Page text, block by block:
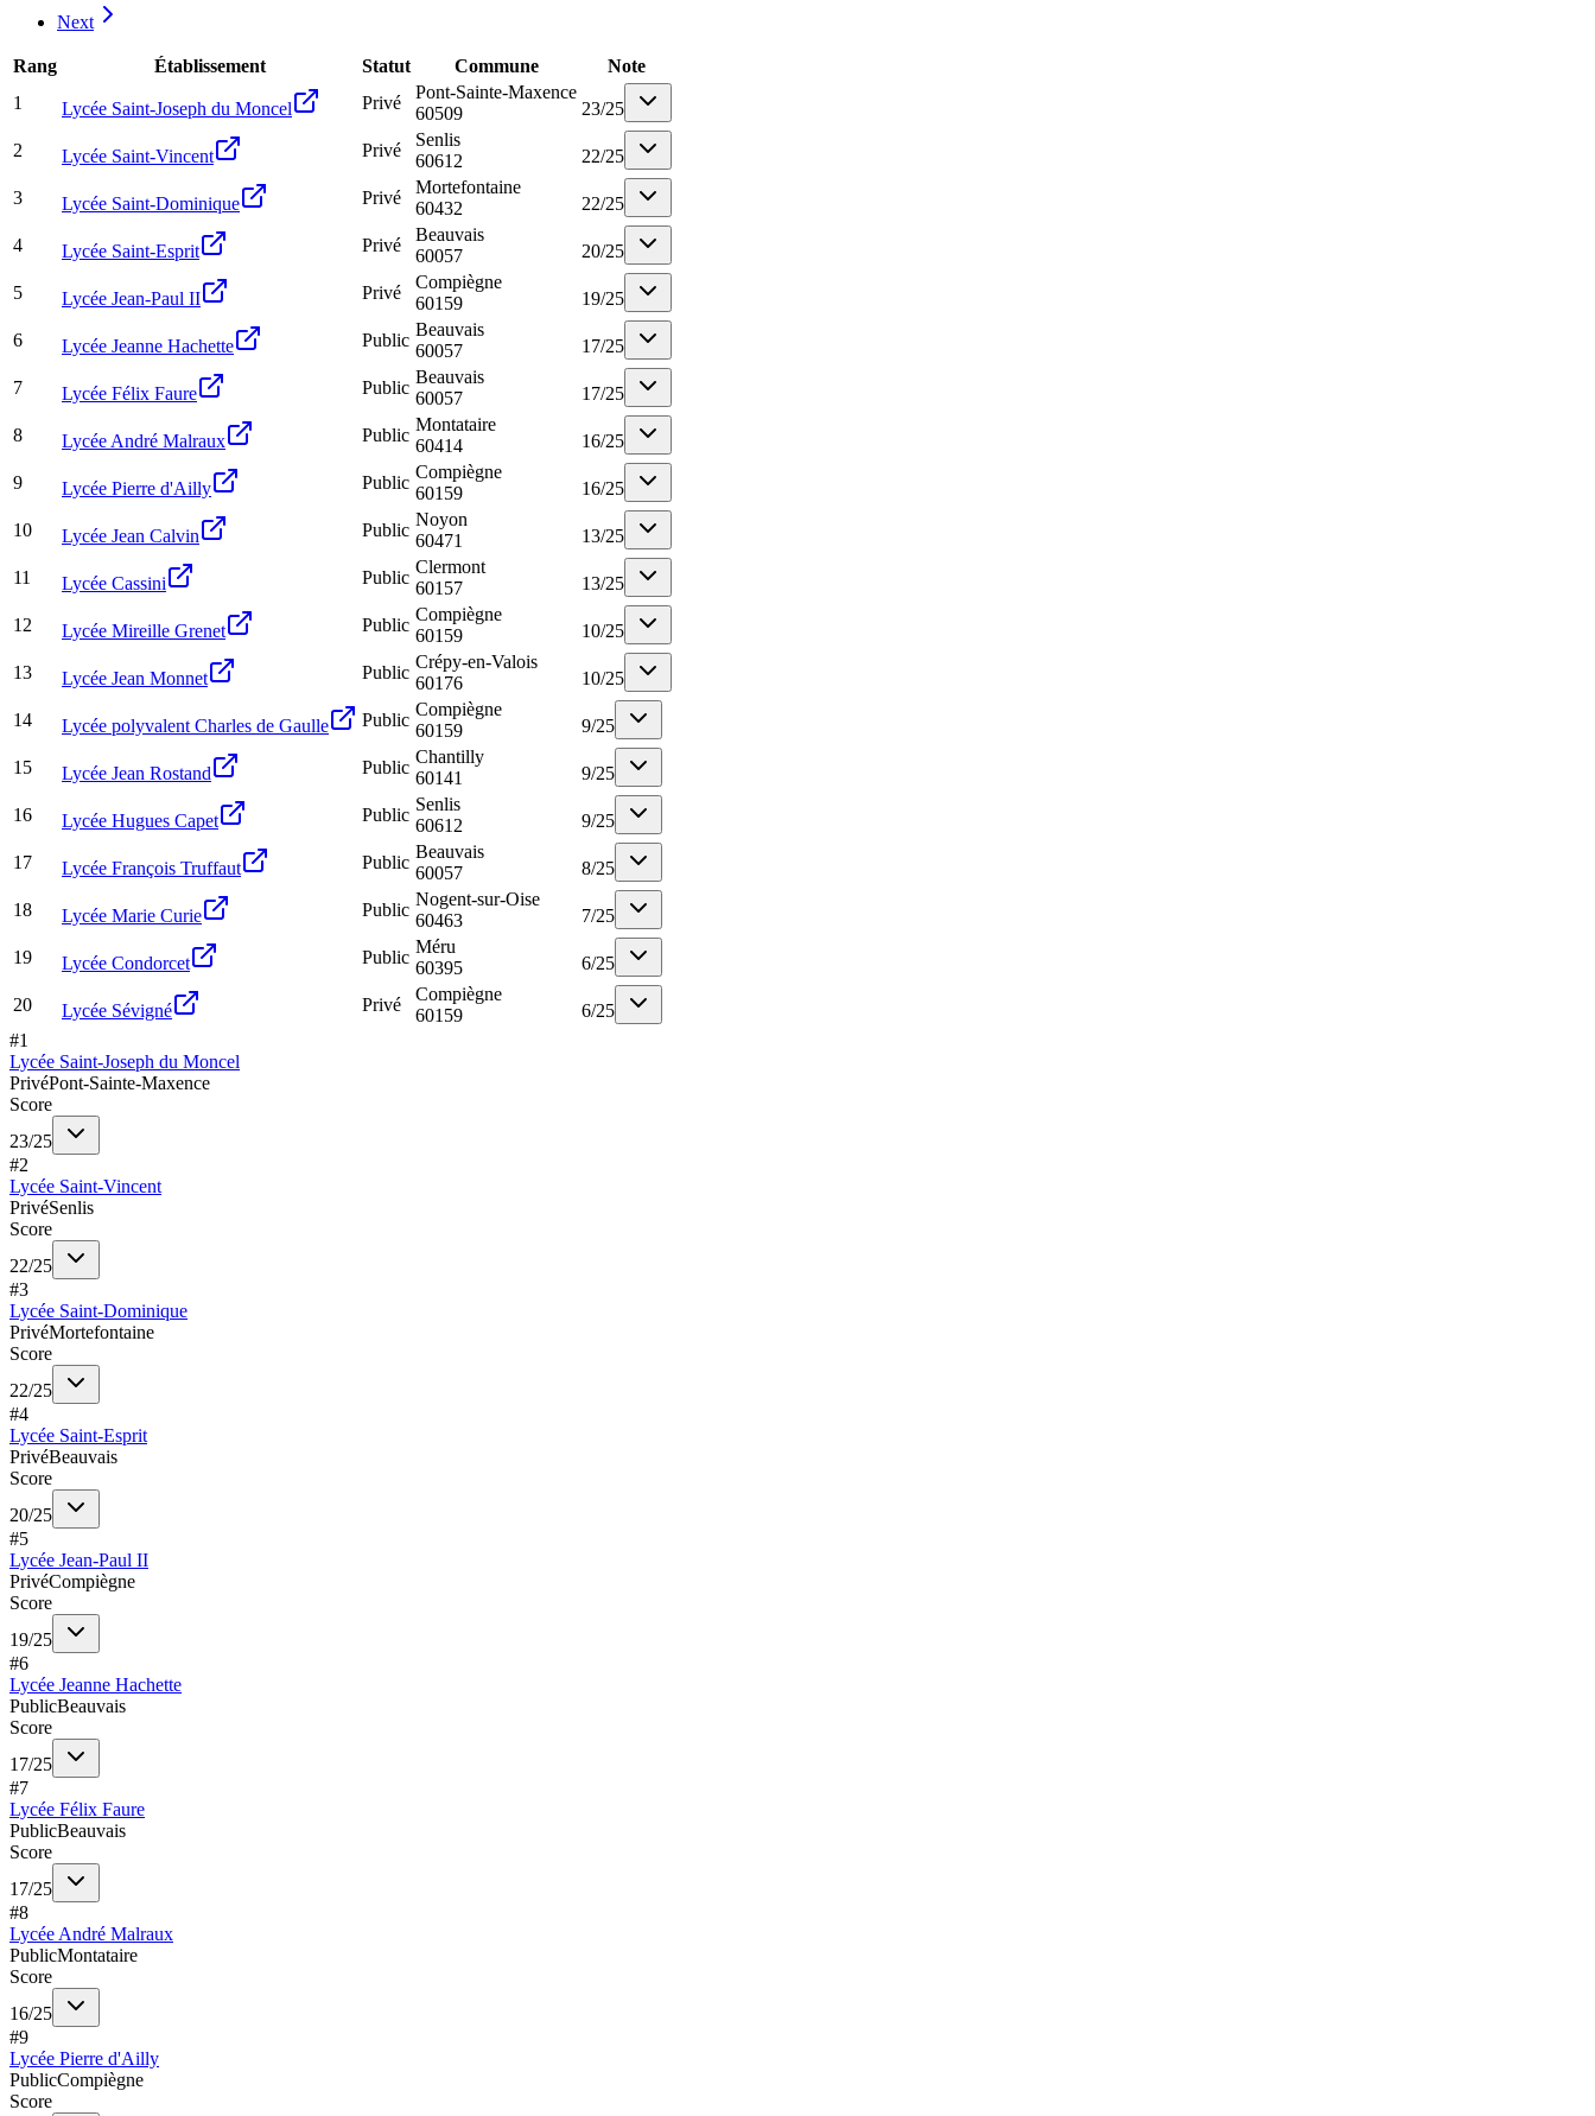
Next
Rang Établissement Statut Commune
Note
1
Lycée Saint-Joseph du Moncel Privé
Pont-Sainte-Maxence
60509
23/25
2 Lycée Saint-Vincent Privé
Senlis
60612
22/25
3 Lycée Saint-Dominique Privé
Mortefontaine
60432
22/25
4 Lycée Saint-Esprit Privé
Beauvais
60057
20/25
5 Lycée Jean-Paul II Privé
Compiègne
60159
19/25
6 Lycée Jeanne Hachette Public
Beauvais
60057
17/25
7 Lycée Félix Faure Public
Beauvais
60057
17/25
8 Lycée André Malraux Public
Montataire
60414
16/25
9 Lycée Pierre d'Ailly Public
Compiègne
60159
16/25
10 Lycée Jean Calvin Public
Noyon
60471
13/25
11 Lycée Cassini Public
Clermont
60157
13/25
12 Lycée Mireille Grenet Public
Compiègne
60159
10/25
13 Lycée Jean Monnet Public
Crépy-en-Valois
60176
10/25
14 Lycée polyvalent Charles de Gaulle Public
Compiègne
60159
9/25
15 Lycée Jean Rostand Public
Chantilly
60141
9/25
16 Lycée Hugues Capet Public
Senlis
60612
9/25
17 Lycée François Truffaut Public
Beauvais
60057
8/25
18 Lycée Marie Curie Public
Nogent-sur-Oise
60463
7/25
19 Lycée Condorcet Public
Méru
60395
6/25
20 Lycée Sévigné Privé
Compiègne
60159
6/25
#1
Lycée Saint-Joseph du Moncel
PrivéPont-Sainte-Maxence
Score
23/25
#2
Lycée Saint-Vincent
PrivéSenlis
Score
22/25
#3
Lycée Saint-Dominique
PrivéMortefontaine
Score
22/25
#4
Lycée Saint-Esprit
PrivéBeauvais
Score
20/25
#5
Lycée Jean-Paul II
PrivéCompiègne
Score
19/25
#6
Lycée Jeanne Hachette
PublicBeauvais
Score
17/25
#7
Lycée Félix Faure
PublicBeauvais
Score
17/25
#8
Lycée André Malraux
PublicMontataire
Score
16/25
#9
Lycée Pierre d'Ailly
PublicCompiègne
Score